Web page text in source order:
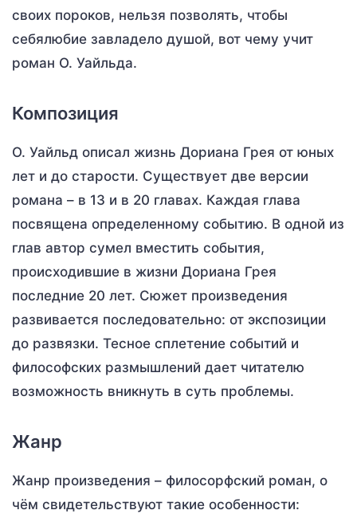
своих пороков, нельзя позволять, чтобы
себялюбие завладело душой, вот чему учит
роман О. Уайльда.
Композиция
О. Уайльд описал жизнь Дориана Грея от юных
лет и до старости. Существует две версии
романа – в 13 и в 20 главах. Каждая глава
посвящена определенному событию. В одной из
глав автор сумел вместить события,
происходившие в жизни Дориана Грея
последние 20 лет. Сюжет произведения
развивается последовательно: от экспозиции
до развязки. Тесное сплетение событий и
философских размышлений дает читателю
возможность вникнуть в суть проблемы.
Жанр
Жанр произведения – филосорфский роман, о
чём свидетельствуют такие особенности: